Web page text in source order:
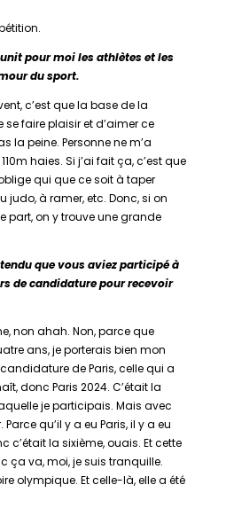
pour moi les athlètes et les
du sport.
c’est que la base de la
se faire plaisir et d’aimer ce
la peine. Personne ne m’a
haies. Si j’ai fait ça, c’est que
qui que ce soit à taper
judo, à ramer, etc. Donc, si on
part, on y trouve une grande
que vous aviez participé à
de candidature pour recevoir
non ahah. Non, parce que
ans, je porterais bien mon
de Paris, celle qui a
donc Paris 2024. C’était la
je participais. Mais avec
qu’il y a eu Paris, il y a eu
c’était la sixième, ouais. Et cette
ça va, moi, je suis tranquille.
olympique. Et celle-là, elle a été